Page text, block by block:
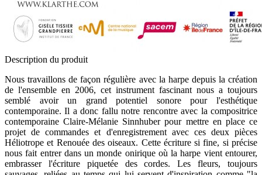
Description du produit
Nous travaillons de façon régulière avec la harpe depuis la création
de l'ensemble en 2006, cet instrument fascinant nous a toujours
semblé avoir un grand potentiel sonore pour l'esthétique
contemporaine. Il a donc fallu notre rencontre avec la compositrice
contemporaine Claire-Mélanie Sinnhuber pour mettre en place ce
projet de commandes et d'enregistrement avec ces deux pièces
Héliotrope et Renouée des oiseaux. Cette écriture si fine, si précise
nous fait entrer dans un monde onirique où la harpe vient entourer,
embrasser l'écriture piquetée des cordes. Les fleurs, toujours